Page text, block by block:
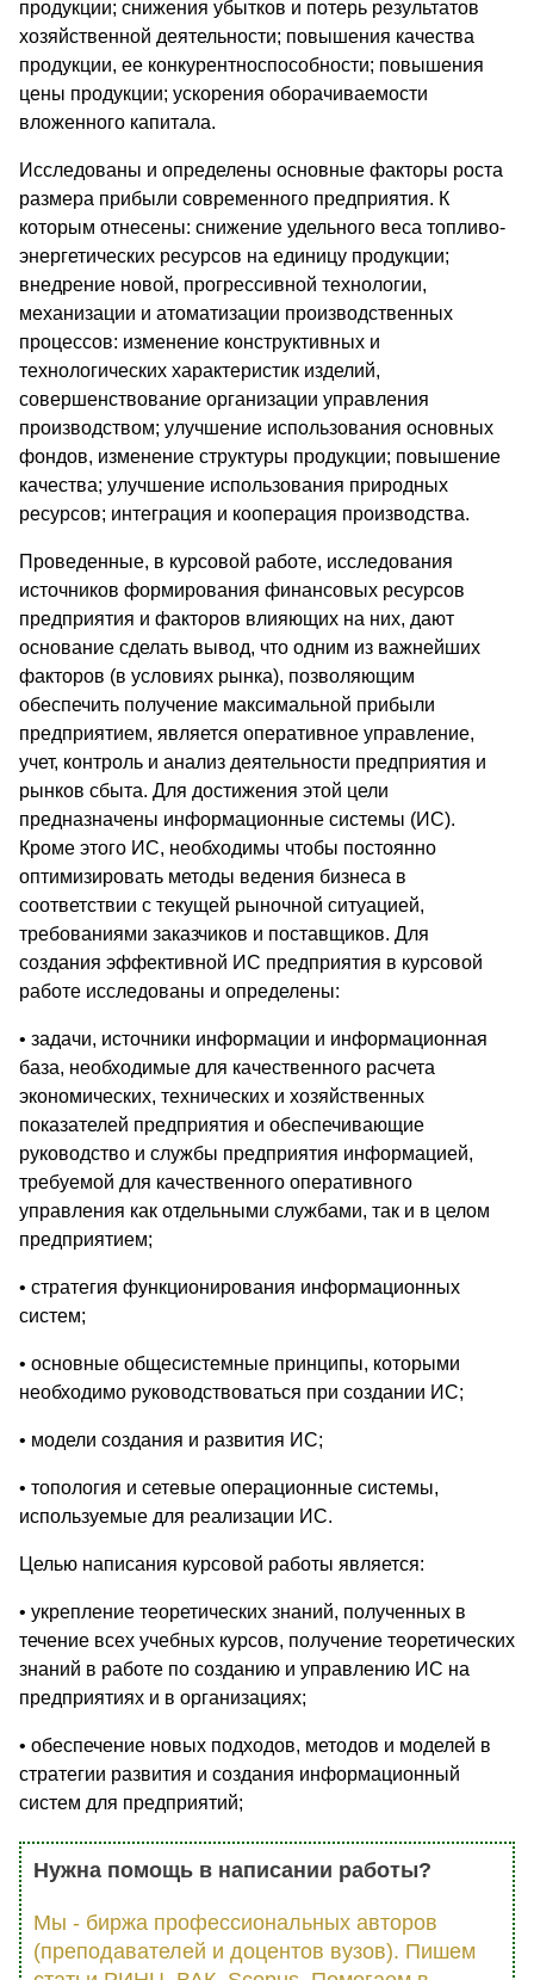
продукции; снижения убытков и потерь результатов
хозяйственной деятельности; повышения качества
продукции, ее конкурентноспособности; повышения
цены продукции; ускорения оборачиваемости
вложенного капитала.
Исследованы и определены основные факторы роста
размера прибыли современного предприятия. К
которым отнесены: снижение удельного веса топливо-
энергетических ресурсов на единицу продукции;
внедрение новой, прогрессивной технологии,
механизации и атоматизации производственных
процессов: изменение конструктивных и
технологических характеристик изделий,
совершенствование организации управления
производством; улучшение использования основных
фондов, изменение структуры продукции; повышение
качества; улучшение использования природных
ресурсов; интеграция и кооперация производства.
Проведенные, в курсовой работе, исследования
источников формирования финансовых ресурсов
предприятия и факторов влияющих на них, дают
основание сделать вывод, что одним из важнейших
факторов (в условиях рынка), позволяющим
обеспечить получение максимальной прибыли
предприятием, является оперативное управление,
учет, контроль и анализ деятельности предприятия и
рынков сбыта. Для достижения этой цели
предназначены информационные системы (ИС).
Кроме этого ИС, необходимы чтобы постоянно
оптимизировать методы ведения бизнеса в
соответствии с текущей рыночной ситуацией,
требованиями заказчиков и поставщиков. Для
создания эффективной ИС предприятия в курсовой
работе исследованы и определены:
• задачи, источники информации и информационная
база, необходимые для качественного расчета
экономических, технических и хозяйственных
показателей предприятия и обеспечивающие
руководство и службы предприятия информацией,
требуемой для качественного оперативного
управления как отдельными службами, так и в целом
предприятием;
• стратегия функционирования информационных
систем;
• основные общесистемные принципы, которыми
необходимо руководствоваться при создании ИС;
• модели создания и развития ИС;
• топология и сетевые операционные системы,
используемые для реализации ИС.
Целью написания курсовой работы является:
• укрепление теоретических знаний, полученных в
течение всех учебных курсов, получение теоретических
знаний в работе по созданию и управлению ИС на
предприятиях и в организациях;
• обеспечение новых подходов, методов и моделей в
стратегии развития и создания информационный
систем для предприятий;
Нужна помощь в написании работы?
Мы - биржа профессиональных авторов
(преподавателей и доцентов вузов). Пишем